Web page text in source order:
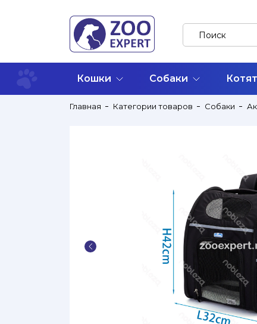
Кошки Собаки
Главная Категории товаров Собаки